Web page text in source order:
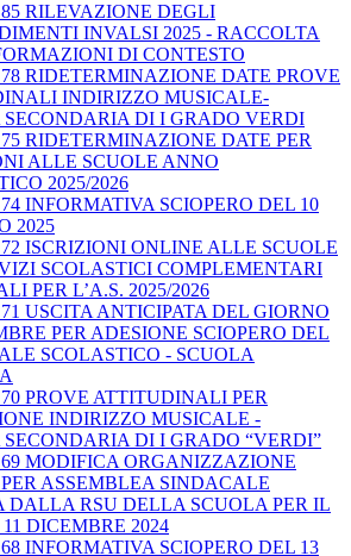
RILEVAZIONE DEGLI
INVALSI 2025 - RACCOLTA
DI CONTESTO
RIDETERMINAZIONE DATE PROVE
INDIRIZZO MUSICALE-
SECONDARIA DI I GRADO VERDI
RIDETERMINAZIONE DATE PER
ALLE SCUOLE ANNO
2025/2026
INFORMATIVA SCIOPERO DEL 10
2025
ISCRIZIONI ONLINE ALLE SCUOLE
SCOLASTICI COMPLEMENTARI
PER L’A.S. 2025/2026
USCITA ANTICIPATA DEL GIORNO
PER ADESIONE SCIOPERO DEL
SCOLASTICO - SCUOLA
PROVE ATTITUDINALI PER
INDIRIZZO MUSICALE -
SECONDARIA DI I GRADO “VERDI”
MODIFICA ORGANIZZAZIONE
ASSEMBLEA SINDACALE
DALLA RSU DELLA SCUOLA PER IL
DICEMBRE 2024
INFORMATIVA SCIOPERO DEL 13